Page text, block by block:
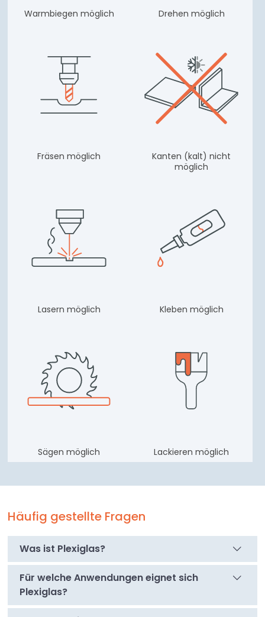
Warmbiegen möglich Drehen möglich
Fräsen möglich
Kanten (kalt) nicht
möglich
Lasern möglich Kleben möglich
Sägen möglich Lackieren möglich
Häufig gestellte Fragen
Was ist Plexiglas?
Für welche Anwendungen eignet sich
Plexiglas?